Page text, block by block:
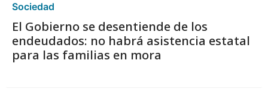
Sociedad
El Gobierno se desentiende de los
endeudados: no habrá asistencia estatal
para las familias en mora